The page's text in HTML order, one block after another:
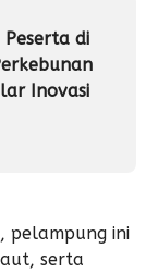
Peserta di
Inovasi
pelampung ini
serta